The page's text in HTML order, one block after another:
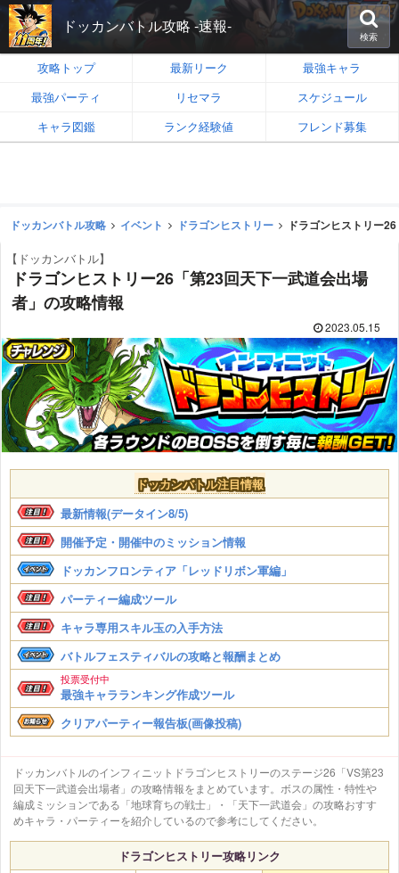
ドッカンバトル攻略 -速報-
検索
攻略トップ 最新リーク
最強キャラ
最強パーティ
リセマラ
スケジュール
キャラ図鑑
ランク経験値 フレンド募集
ドッカンバトル攻略 イベント ドラゴンヒストリー ドラゴンヒストリー
【ドッカンバトル】
ドラゴンヒストリー26「第23回天下一武道会出場
者」の攻略情報
2023.05.15
ドッカンバトル注目情報
最新情報(データイン8/5)
開催予定・開催中のミッション情報
ドッカンフロンティア「レッドリボン軍編」
パーティー編成ツール
キャラ専用スキル玉の入手方法
バトルフェスティバルの攻略と報酬まとめ
投票受付中
最強キャラランキング作成ツール
クリアパーティー報告板(画像投稿)
ドッカンバトルのインフィニットドラゴンヒストリーのステージ26「VS第23
回天下一武道会出場者」の攻略情報をまとめています。ボスの属性・特性や
編成ミッションである「地球育ちの戦士」・「天下一武道会」の攻略おすす
めキャラ・パーティーを紹介しているので参考にしてください。
ドラゴンヒストリー攻略リンク